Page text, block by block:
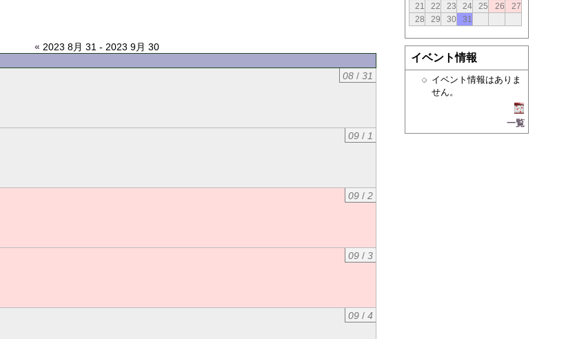
« 2023 8月 31 - 2023 9月 30
08/ 31
09/ 1
09/ 2
09/ 3
09/ 4
21
22 23 24 25 26
27
28
29 30 31
イベント情報
イベント情報はありま
せん。
一覧